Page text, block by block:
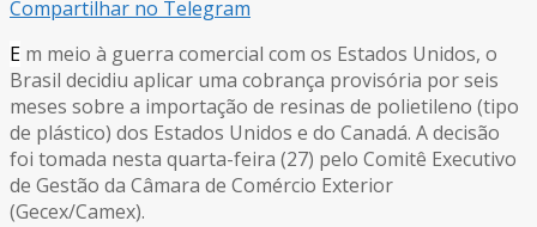
Compartilhar no Telegram
E m meio à guerra comercial com os Estados Unidos, o
Brasil decidiu aplicar uma cobrança provisória por seis
meses sobre a importação de resinas de polietileno (tipo
de plástico) dos Estados Unidos e do Canadá. A decisão
foi tomada nesta quarta-feira (27) pelo Comitê Executivo
de Gestão da Câmara de Comércio Exterior
(Gecex/Camex).